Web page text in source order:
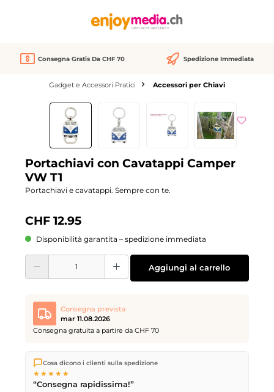
Consegna Gratis Da CHF 70 Spedizione Immediata
Gadget e Accessori Pratici Accessori per Chiavi
Salta la galleria di immagini
Portachiavi con Cavatappi Camper
VW T1
Portachiavi e cavatappi. Sempre con te.
CHF 12.95
Disponibilità garantita – spedizione immediata
Quantità del prodotto: inserisci la quantità desiderata o usa i pulsanti per
Aggiungi al carrello
Consegna prevista
mar 11.08.2026
Consegna gratuita a partire da CHF 70
Spediamo direttamente dal nostro magazzino a Kriens, in
Svizzera.Consegna gratuitaa partire da
effettuati entro le
giorno lavorativo successivo
Cosa dicono i clienti sulla spedizione
★★★★★
“Consegna rapidissima!”